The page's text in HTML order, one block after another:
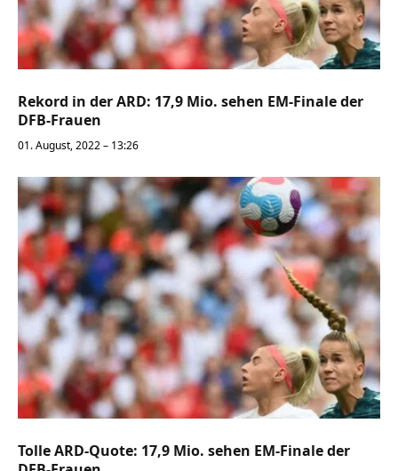
Rekord in der ARD: 17,9 Mio. sehen EM-Finale der
DFB-Frauen
01. August, 2022 – 13:26
Tolle ARD-Quote: 17,9 Mio. sehen EM-Finale der